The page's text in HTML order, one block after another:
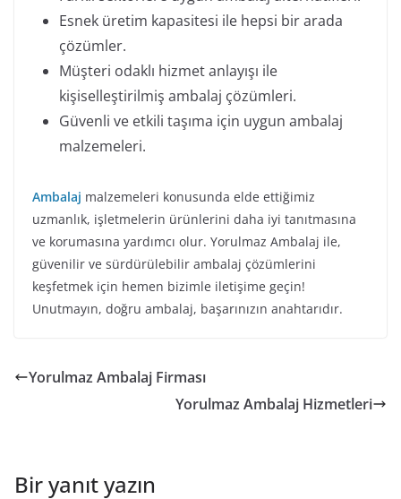
Esnek üretim kapasitesi ile hepsi bir arada
çözümler.
Müşteri odaklı hizmet anlayışı ile
kişiselleştirilmiş ambalaj çözümleri.
Güvenli ve etkili taşıma için uygun ambalaj
malzemeleri.
Ambalaj malzemeleri konusunda elde ettiğimiz
uzmanlık, işletmelerin ürünlerini daha iyi tanıtmasına
ve korumasına yardımcı olur. Yorulmaz Ambalaj ile,
güvenilir ve sürdürülebilir ambalaj çözümlerini
keşfetmek için hemen bizimle iletişime geçin!
Unutmayın, doğru ambalaj, başarınızın anahtarıdır.
Yorulmaz Ambalaj Firması
Yorulmaz Ambalaj Hizmetleri
Bir yanıt yazın